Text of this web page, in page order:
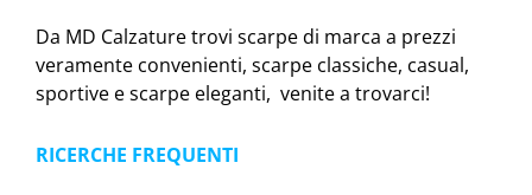
Da MD Calzature trovi scarpe di marca a prezzi
veramente convenienti, scarpe classiche, casual,
sportive e scarpe eleganti, venite a trovarci!
RICERCHE FREQUENTI